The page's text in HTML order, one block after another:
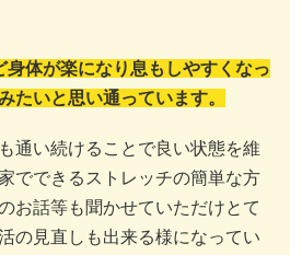
身体が楽になり息もしやすくなっ
たいと思い通っています。
通い続けることで良い状態を維
でできるストレッチの簡単な方
お話等も聞かせていただけとて
の見直しも出来る様になってい